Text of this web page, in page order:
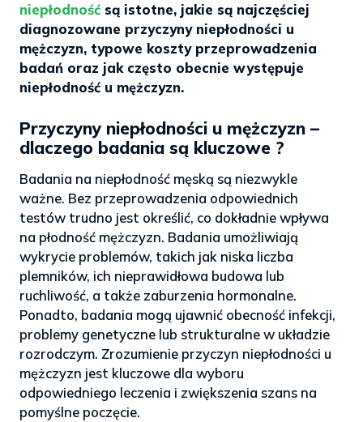
niepłodność są istotne, jakie są najczęściej
diagnozowane przyczyny niepłodności u
mężczyzn, typowe koszty przeprowadzenia
badań oraz jak często obecnie występuje
niepłodność u mężczyzn.
Przyczyny niepłodności u mężczyzn –
dlaczego badania są kluczowe ?
Badania na niepłodność męską są niezwykle
ważne. Bez przeprowadzenia odpowiednich
testów trudno jest określić, co dokładnie wpływa
na płodność mężczyzn. Badania umożliwiają
wykrycie problemów, takich jak niska liczba
plemników, ich nieprawidłowa budowa lub
ruchliwość, a także zaburzenia hormonalne.
Ponadto, badania mogą ujawnić obecność infekcji,
problemy genetyczne lub strukturalne w układzie
rozrodczym. Zrozumienie przyczyn niepłodności u
mężczyzn jest kluczowe dla wyboru
odpowiedniego leczenia i zwiększenia szans na
pomyślne poczęcie.